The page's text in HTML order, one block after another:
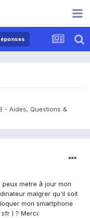
- Aides, Questions &
metre â jour mon
malgrer qu'il soit
mon smartphone
) ? Merci.